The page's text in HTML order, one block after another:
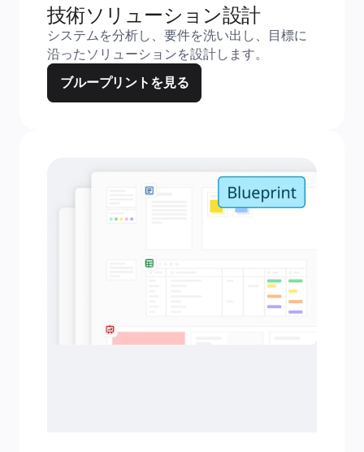
技術ソリューション設計
システムを分析し、要件を洗い出し、目標に
沿ったソリューションを設計します。
ブループリントを見る